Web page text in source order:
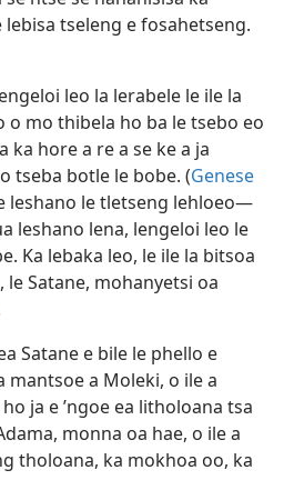
tseleng e fosahetseng.
leo la lerabele le ile la
mo thibela ho ba le tsebo eo
ka hore a re a se ke a ja
tseba botle le bobe. (Genese
leshano le tletseng lehloeo—
leshano lena, lengeloi leo le
Ka lebaka leo, le ile la bitsoa
Satane, mohanyetsi oa
Satane e bile le phello e
mantsoe a Moleki, o ile a
ja e ’ngoe ea litholoana tsa
monna oa hae, o ile a
tholoana, ka mokhoa oo, ka